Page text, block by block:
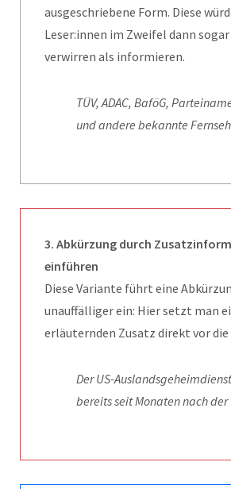
ausgeschriebene Form. Diese
Leser:innen im Zweifel dann
verwirren als informieren.
TÜV, ADAC, BaföG,
und andere bekannte
3. Abkürzung durch
einführen
Diese Variante führt eine
unauffälliger ein: Hier setzt man
erläuternden Zusatz direkt vor die
Der US-
bereits seit Monaten nach